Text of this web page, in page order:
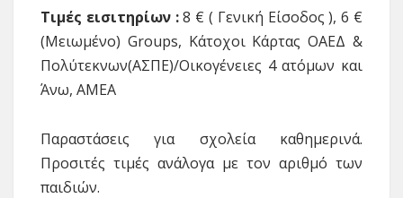
Τιμές εισιτηρίων :8 € ( Γενική Είσοδος ), 6 €
(Μειωμένο) Groups, Κάτοχοι Κάρτας ΟΑΕΔ &
Πολύτεκνων(ΑΣΠΕ)/Οικογένειες 4 ατόμων και
Άνω, ΑΜΕΑ
Παραστάσεις για σχολεία καθημερινά.
Προσιτές τιμές ανάλογα με τον αριθμό των
παιδιών.